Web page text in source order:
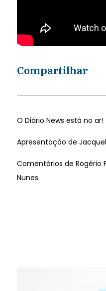
Compartilhar
O Diário News está no ar!
Apresentação de
Comentários de Rogério
Nunes.